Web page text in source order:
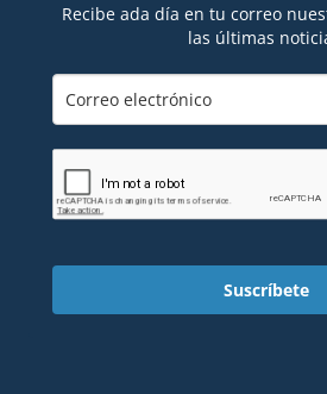
Recibe ada día en tu correo
las últimas
Suscríbete